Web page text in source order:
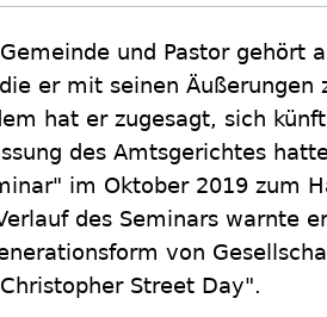
und Pastor gehört
er mit seinen Äußerungen
hat er zugesagt, sich
des Amtsgerichtes
im Oktober 2019 zum
des Seminars warnte
von
Street Day".